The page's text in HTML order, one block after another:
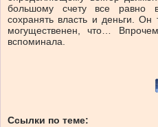
большому счету все равно
сохранять власть и деньги. Он
могущественен, что…
вспоминала.
Ссылки по теме: